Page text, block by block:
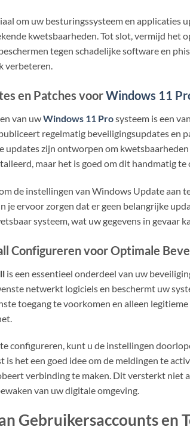
om uw besturingssysteem en
kwetsbaarheden. Tot slot, vermijd het
tegen schadelijke software en
verbeteren.
en Patches voorWindows 11
van uwWindows 11 Prosysteem is een
regelmatig beveiligingsupdates en
updates zijn ontworpen om
maar het is goed om dit handmatig
de instellingen van Windows Update aan
je ervoor zorgen dat er geen belangrijke
systeem, wat uw gegevens in gevaar
Configureren voor Optimale
is een essentieel onderdeel van uw
netwerkt logiciels en beschermt uw
toegang te voorkomen en alleen
configureren, kunt u de instellingen
is het een goed idee om de meldingen te
verbinding te maken. Dit versterkt niet
van uw digitale omgeving.
Gebruikersaccounts en